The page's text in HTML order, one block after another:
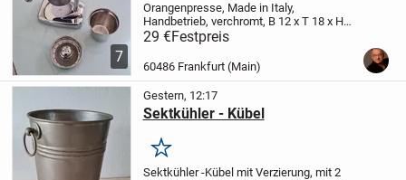
7
Orangenpresse, Made in Italy,
Handbetrieb, verchromt, B 12 x T 18 x H
38/47 cmZzgl. Versand oder Abholung
29 €Festpreis
60486 Frankfurt (Main)
Gestern, 12:17
Sektkühler - Kübel
Merken
Sektkühler -Kübel mit Verzierung, mit 2